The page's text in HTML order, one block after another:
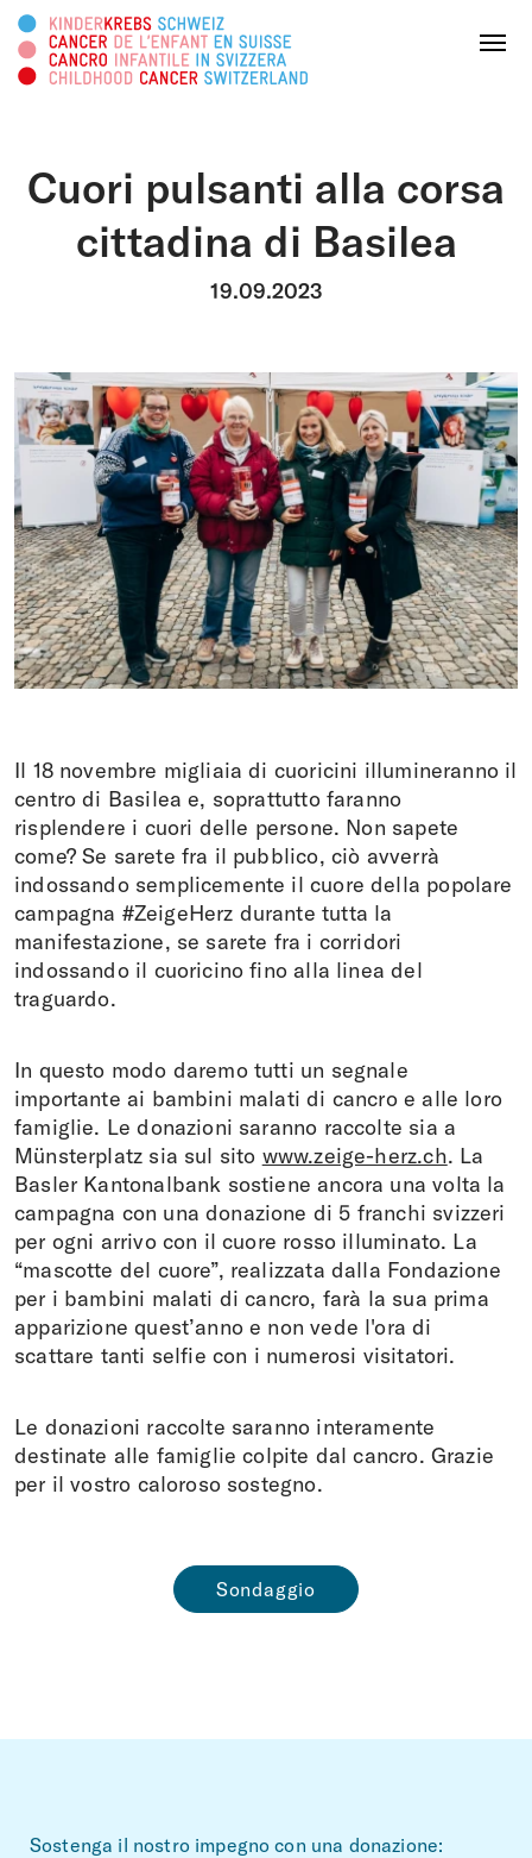
Menu
Survivorship
Piattaforma informativa
Fare una donazione
DONATE ORA
IT DE FR EN
Cercare in questa pagina
Cuori pulsanti alla corsa
cittadina di Basilea
19.09.2023
Il 18 novembre migliaia di cuoricini illumineranno il
centro di Basilea e, soprattutto faranno
risplendere i cuori delle persone. Non sapete
come? Se sarete fra il pubblico, ciò avverrà
indossando semplicemente il cuore della popolare
campagna #ZeigeHerz durante tutta la
manifestazione, se sarete fra i corridori
indossando il cuoricino fino alla linea del
traguardo.
In questo modo daremo tutti un segnale
importante ai bambini malati di cancro e alle loro
famiglie. Le donazioni saranno raccolte sia a
Münsterplatz sia sul sito www.zeige-herz.ch. La
Basler Kantonalbank sostiene ancora una volta la
campagna con una donazione di 5 franchi svizzeri
per ogni arrivo con il cuore rosso illuminato. La
“mascotte del cuore”, realizzata dalla Fondazione
per i bambini malati di cancro, farà la sua prima
apparizione quest’anno e non vede l'ora di
scattare tanti selfie con i numerosi visitatori.
Le donazioni raccolte saranno interamente
destinate alle famiglie colpite dal cancro. Grazie
per il vostro caloroso sostegno.
Sondaggio
Sostenga il nostro impegno con una donazione: